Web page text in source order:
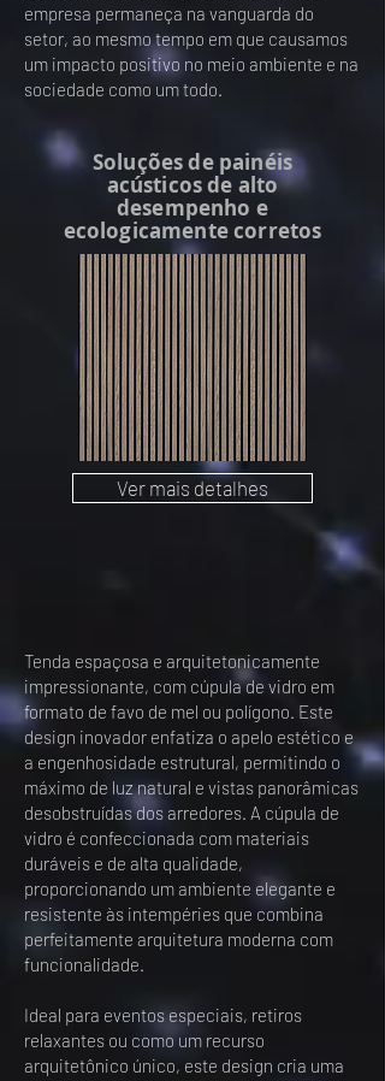
empresa permaneça na vanguarda do
setor, ao mesmo tempo em que causamos
um impacto positivo no meio ambiente e na
sociedade como um todo.
Soluções de painéis
acústicos de alto
desempenho e
ecologicamente corretos
Ver mais detalhes
Tenda espaçosa e arquitetonicamente
impressionante, com cúpula de vidro em
formato de favo de mel ou polígono. Este
design inovador enfatiza o apelo estético e
a engenhosidade estrutural, permitindo o
máximo de luz natural e vistas panorâmicas
desobstruídas dos arredores. A cúpula de
vidro é confeccionada com materiais
duráveis e de alta qualidade,
proporcionando um ambiente elegante e
resistente às intempéries que combina
perfeitamente arquitetura moderna com
funcionalidade.
Ideal para eventos especiais, retiros
relaxantes ou como um recurso
arquitetônico único, este design cria uma